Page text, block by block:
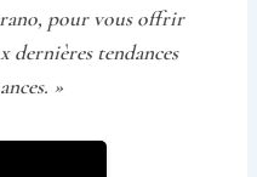
pour vous offrir
dernières tendances
»